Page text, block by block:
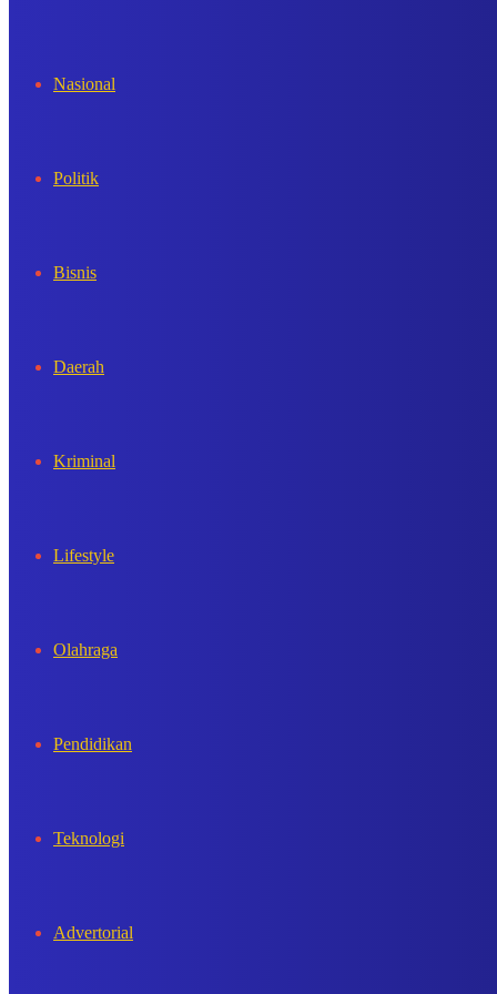
Nasional
Politik
Bisnis
Daerah
Kriminal
Lifestyle
Olahraga
Pendidikan
Teknologi
Advertorial